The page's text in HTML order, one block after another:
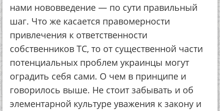
нами нововведение — по сути правильный
шаг. Что же касается правомерности
привлечения к ответственности
собственников ТС, то от существенной части
потенциальных проблем украинцы могут
оградить себя сами. О чем в принципе и
говорилось выше. Не стоит забывать и об
элементарной культуре уважения к закону и